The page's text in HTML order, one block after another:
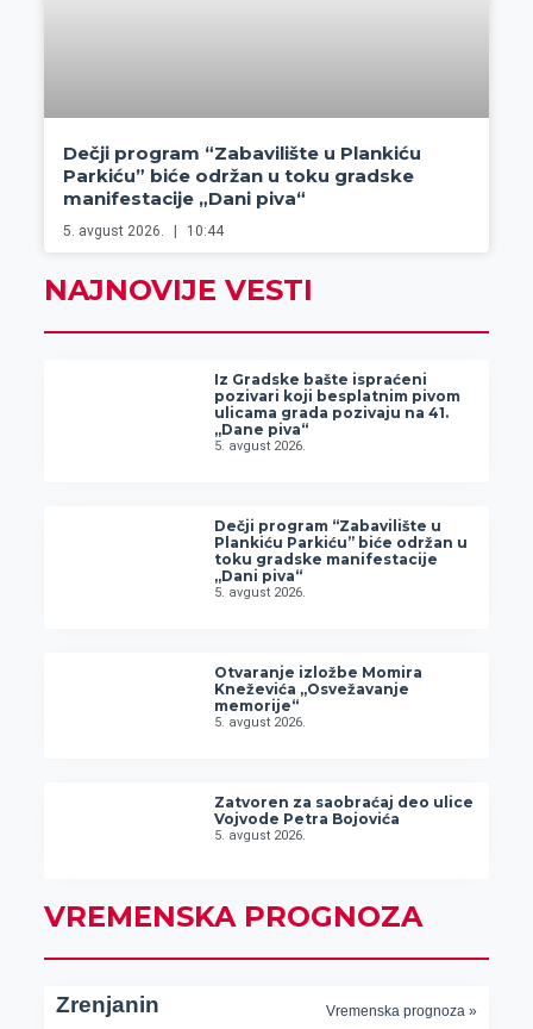
Dečji program “Zabavilište u Plankiću
Parkiću” biće održan u toku gradske
manifestacije „Dani piva“
5. avgust 2026. 10:44
NAJNOVIJE VESTI
Iz Gradske bašte ispraćeni
pozivari koji besplatnim pivom
ulicama grada pozivaju na 41.
„Dane piva“
5. avgust 2026.
Dečji program “Zabavilište u
Plankiću Parkiću” biće održan u
toku gradske manifestacije
„Dani piva“
5. avgust 2026.
Otvaranje izložbe Momira
Kneževića „Osvežavanje
memorije“
5. avgust 2026.
Zatvoren za saobraćaj deo ulice
Vojvode Petra Bojovića
5. avgust 2026.
VREMENSKA PROGNOZA